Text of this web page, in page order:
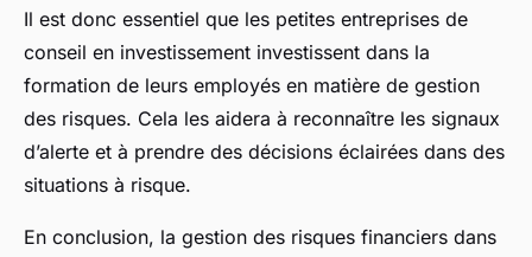
Il est donc essentiel que les petites entreprises de
conseil en investissement investissent dans la
formation de leurs employés en matière de gestion
des risques. Cela les aidera à reconnaître les signaux
d’alerte et à prendre des décisions éclairées dans des
situations à risque.
En conclusion, la gestion des risques financiers dans